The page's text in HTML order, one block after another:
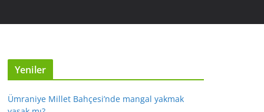
Yeniler
Ümraniye Millet Bahçesi’nde mangal yakmak